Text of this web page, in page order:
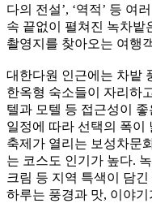
다의 전설’, ‘역적’ 등 여
속 끝없이 펼쳐진 녹차밭
촬영지를 찾아오는 여행
대한다원 인근에는 차밭
한옥형 숙소들이 자리하
텔과 모텔 등 접근성이
일정에 따라 선택의 폭이
축제가 열리는 보성차문
는 코스도 인기가 높다.
크림 등 지역 특색이 담
하루는 풍경과 맛, 이야